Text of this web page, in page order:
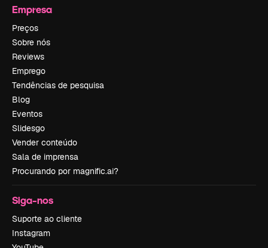
Empresa
Preços
Sobre nós
Reviews
Emprego
Tendências de pesquisa
Blog
Eventos
Slidesgo
Vender conteúdo
Sala de imprensa
Procurando por magnific.ai?
Siga-nos
Suporte ao cliente
Instagram